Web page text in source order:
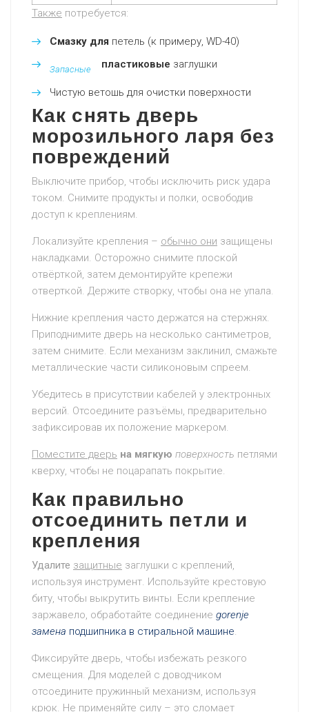
Также потребуется:
Смазку для петель (к примеру, WD-40)
Запасные пластиковые заглушки
Чистую ветошь для очистки поверхности
Как снять дверь
морозильного ларя без
повреждений
Выключите прибор, чтобы исключить риск удара
током. Снимите продукты и полки, освободив
доступ к креплениям.
Локализуйте крепления – обычно они защищены
накладками. Осторожно снимите плоской
отвёрткой, затем демонтируйте крепежи
отверткой. Держите створку, чтобы она не упала.
Нижние крепления часто держатся на стержнях.
Приподнимите дверь на несколько сантиметров,
затем снимите. Если механизм заклинил, смажьте
металлические части силиконовым спреем.
Убедитесь в присутствии кабелей у электронных
версий. Отсоедините разъёмы, предварительно
зафиксировав их положение маркером.
Поместите дверь на мягкую поверхность петлями
кверху, чтобы не поцарапать покрытие.
Как правильно
отсоединить петли и
крепления
Удалите защитные заглушки с креплений,
используя инструмент. Используйте крестовую
биту, чтобы выкрутить винты. Если крепление
заржавело, обработайте соединение gorenje
замена подшипника в стиральной машине.
Фиксируйте дверь, чтобы избежать резкого
смещения. Для моделей с доводчиком
отсоедините пружинный механизм, используя
крюк. Не применяйте силу – это сломает